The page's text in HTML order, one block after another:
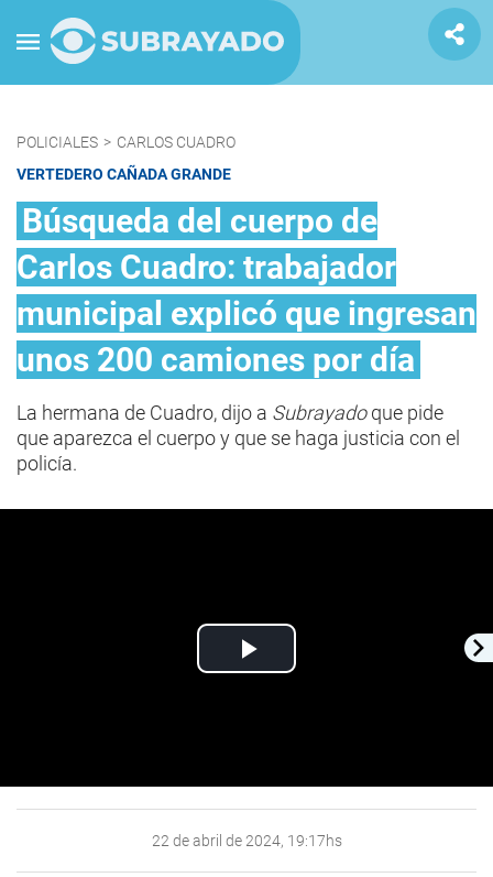
POLICIALES > CARLOS CUADRO
VERTEDERO CAÑADA GRANDE
Búsqueda del cuerpo de
Carlos Cuadro: trabajador
municipal explicó que ingresan
unos 200 camiones por día
La hermana de Cuadro, dijo a Subrayadoque pide
que aparezca el cuerpo y que se haga justicia con el
policía.
Play
22 de abril de 2024, 19:17hs